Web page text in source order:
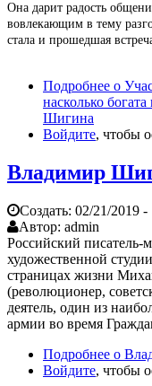
Она дарит радость
вовлекающим в тему
стала и прошедшая
Подробнее о
насколько
Шигина
Войдите, чтобы
Владимир
Создать: 02/21/2019 -
Автор: admin
Российский писатель-
художественной
страницах жизни
(революционер,
деятель, один из
армии во время
Подробнее о
Войдите, чтобы